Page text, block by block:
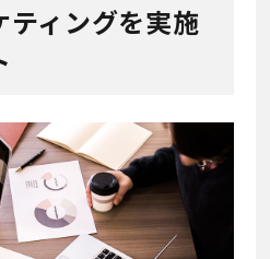
ティングを実施